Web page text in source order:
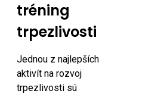
tréning
trpezlivosti
Jednou z najlepších
aktivít na rozvoj
trpezlivosti sú